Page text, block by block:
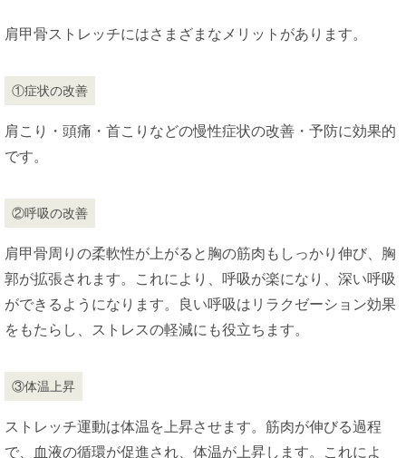
肩甲骨ストレッチにはさまざまなメリットがあります。
①症状の改善
肩こり・頭痛・首こりなどの慢性症状の改善・予防に効果的
です。
②呼吸の改善
肩甲骨周りの柔軟性が上がると胸の筋肉もしっかり伸び、胸
郭が拡張されます。これにより、呼吸が楽になり、深い呼吸
ができるようになります。良い呼吸はリラクゼーション効果
をもたらし、ストレスの軽減にも役立ちます。
③体温上昇
ストレッチ運動は体温を上昇させます。筋肉が伸びる過程
で、血液の循環が促進され、体温が上昇します。これによ